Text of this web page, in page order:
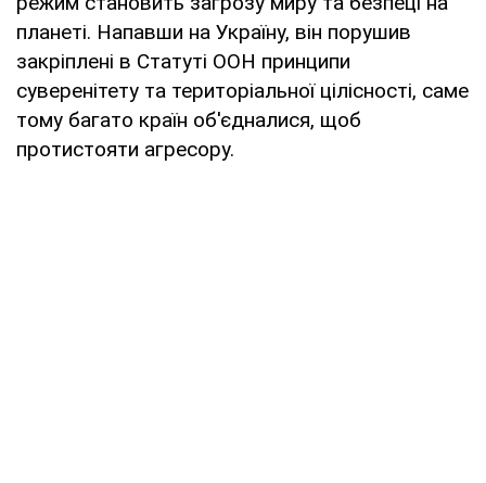
планеті. Напавши на Україну, він порушив
закріплені в Статуті ООН принципи
суверенітету та територіальної цілісності, саме
тому багато країн об'єдналися, щоб
протистояти агресору.